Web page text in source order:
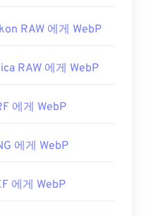
,Adobe
RAW 에게 WebP
RAW 에게 WebP
에게 WebP
에게 WebP
에게 WebP